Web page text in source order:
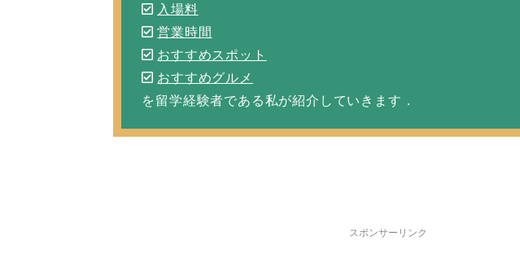
入場料
営業時間
おすすめスポット
おすすめグルメ
を留学経験者である私が紹介していきます．
スポンサーリンク